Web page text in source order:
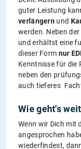
guter Leistung
verlängern und
werden. Neben
und erhältst eine
dieser Form nur
Kenntnisse für die
neben den
auch tieferes
Wie geht's
Wenn wir Dich mit
angesprochen
wiederfindest,